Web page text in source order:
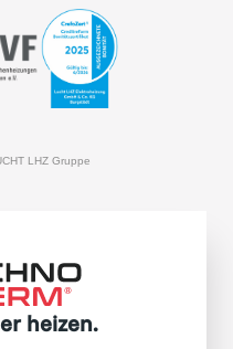
LHZ Gruppe
heizen.